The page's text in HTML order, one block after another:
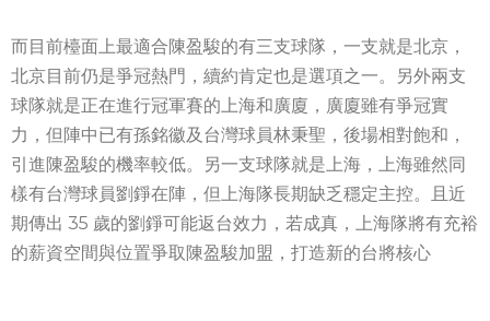
而目前檯面上最適合陳盈駿的有三支球隊，一支就是北京，
北京目前仍是爭冠熱門，續約肯定也是選項之一。另外兩支
球隊就是正在進行冠軍賽的上海和廣廈，廣廈雖有爭冠實
力，但陣中已有孫銘徽及台灣球員林秉聖，後場相對飽和，
引進陳盈駿的機率較低。另一支球隊就是上海，上海雖然同
樣有台灣球員劉錚在陣，但上海隊長期缺乏穩定主控。且近
期傳出 35 歲的劉錚可能返台效力，若成真，上海隊將有充裕
的薪資空間與位置爭取陳盈駿加盟，打造新的台將核心